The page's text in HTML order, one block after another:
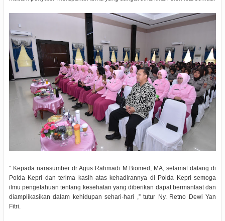
“ Kepada narasumber dr Agus Rahmadi M.Biomed, MA, selamat datang di
Polda Kepri dan terima kasih atas kehadirannya di Polda Kepri semoga
ilmu pengetahuan tentang kesehatan yang diberikan dapat bermanfaat dan
diamplikasikan dalam kehidupan sehari-hari ,” tutur Ny. Retno Dewi Yan
Fitri.